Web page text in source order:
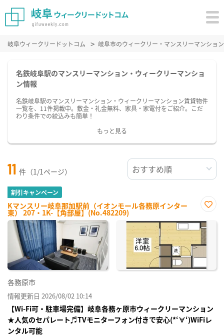
岐阜ウィークリードットコム 岐阜市のウィークリー・マンスリーマンショ
名鉄岐阜駅のマンスリーマンション・ウィークリーマンショ
ン情報
名鉄岐阜駅のマンスリーマンション・ウィークリーマンション賃貸物件
一覧を、11件掲載中。敷金・礼金無料、家具・家電付をご紹介。こだ
わり条件での絞込みも簡単！
もっと見る
11 件（1/1ページ）
割引キャンペーン
Kマンスリー岐阜那加駅前（イオンモール各務原インター
東） 207・1K-【角部屋】(No.482209)
に入
り登
録
各務原市
情報更新日 2026/08/02 10:14
【Wi-Fi可・駐車場完備】岐阜各務ヶ原市ウィークリーマンション
★人気のセパレート♬TVモニターフォン付きで安心(*‘∀‘)WiFiレ
ンタル可能